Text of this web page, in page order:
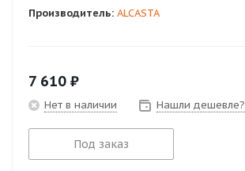
Производитель: ALCASTA
7 610 ₽
Нет в наличии Нашли дешевле?
Под заказ